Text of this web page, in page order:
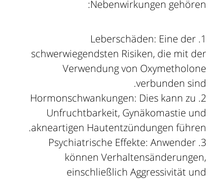
Nebenwirkungen gehören:
Leberschäden: Eine der
schwerwiegendsten Risiken, die mit der
Verwendung von Oxymetholone
verbunden sind.
Hormonschwankungen: Dies kann zu
Unfruchtbarkeit, Gynäkomastie und
akneartigen Hautentzündungen führen.
Psychiatrische Effekte: Anwender
können Verhaltensänderungen,
einschließlich Aggressivität und